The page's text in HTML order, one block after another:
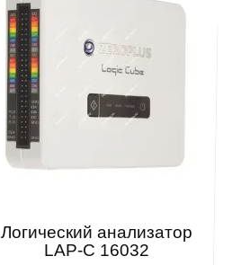
Логический анализатор
LAP-C 16032